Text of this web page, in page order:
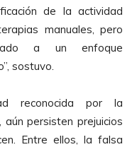
de la actividad
manuales, pero
a un enfoque
sostuvo.
reconocida por la
aún persisten prejuicios
Entre ellos, la falsa